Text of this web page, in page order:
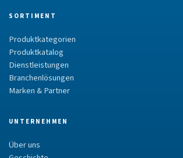
SORTIMENT
Produktkategorien
Produktkatalog
Dienstleistungen
Branchenlösungen
Marken & Partner
UNTERNEHMEN
Über uns